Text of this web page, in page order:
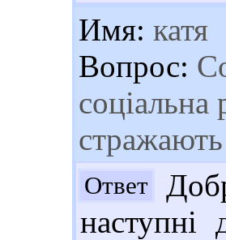
Имя: катя
Вопрос:
соціальна
Ответ